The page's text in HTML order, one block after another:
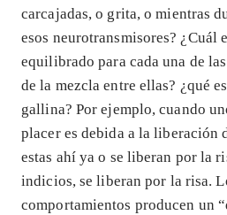
carcajadas, o grita, o mientras
esos neurotransmisores? ¿Cuál
equilibrado para cada una de
de la mezcla entre ellas? ¿qué
gallina? Por ejemplo, cuando
placer es debida a la liberación
estas ahí ya o se liberan por la
indicios, se liberan por la risa.
comportamientos producen un